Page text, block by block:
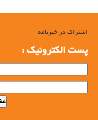
اشتراک در خبرنامه
پست الکترونیک :